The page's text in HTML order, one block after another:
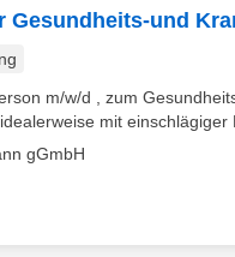
Gesundheits-und
m/w/d , zum
mit einschlägiger
gGmbH